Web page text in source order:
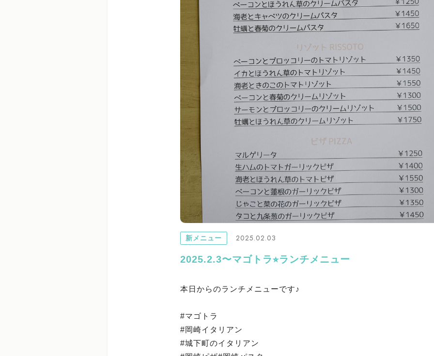
新メニュー 2025.02.03
2025.2.3〜マゴトラ⭐︎ランチメニュー
本日からのランチメニューです♪
#マゴトラ
#岡崎イタリアン
#城下町のイタリアン